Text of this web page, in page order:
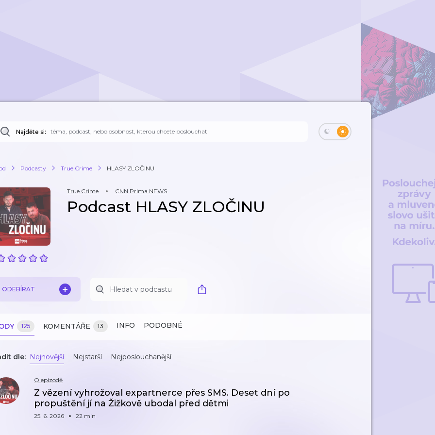
Najděte si:
Podcasty True Crime HLASY ZLOČINU
True Crime CNN Prima NEWS
Podcast HLASY ZLOČINU
ODEBÍRAT
125 KOMENTÁŘE 13 INFO PODOBNÉ
dle: Nejnovější Nejstarší Nejposlouchanější
O epizodě
Z vězení vyhrožoval expartnerce přes SMS. Deset dní po
propuštění jí na Žižkově ubodal před dětmi
25. 6. 2026 22 min